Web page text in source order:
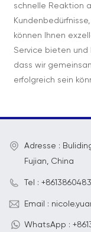
schnelle Reaktion
können Ihnen
Service bieten und
dass wir
erfolgreich sein
Adresse :
Fujian, China
Tel :
Email :
WhatsApp :